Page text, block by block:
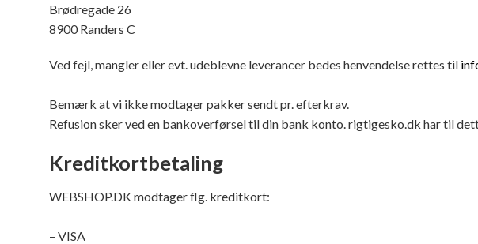
Brødregade 26
8900 Randers C
Ved fejl, mangler eller evt. udeblevne leverancer bedes henvendelse rettes til
Bemærk at vi ikke modtager pakker sendt pr. efterkrav.
Refusion sker ved en bankoverførsel til din bank konto. rigtigesko.dk har til
Kreditkortbetaling
WEBSHOP.DK modtager flg. kreditkort:
– VISA